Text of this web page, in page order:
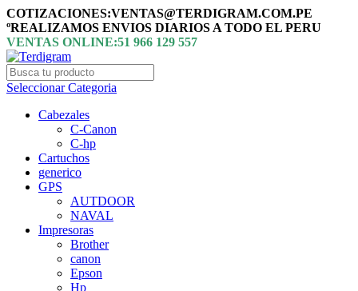
COTIZACIONES:VENTAS@TERDIGRAM.COM.PE
ºREALIZAMOS ENVIOS DIARIOS A TODO EL PERU
VENTAS ONLINE:51 966 129 557
Seleccionar Categoria
Cabezales
C-Canon
C-hp
Cartuchos
generico
GPS
AUTDOOR
NAVAL
Impresoras
Brother
canon
Epson
Hp